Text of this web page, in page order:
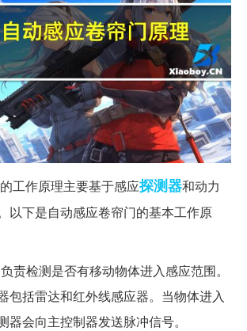
工作原理主要基于感应探测器和动力
以下是自动感应卷帘门的基本工作原
责检测是否有移动物体进入感应范围。
包括雷达和红外线感应器。当物体进入
器会向主控制器发送脉冲信号。